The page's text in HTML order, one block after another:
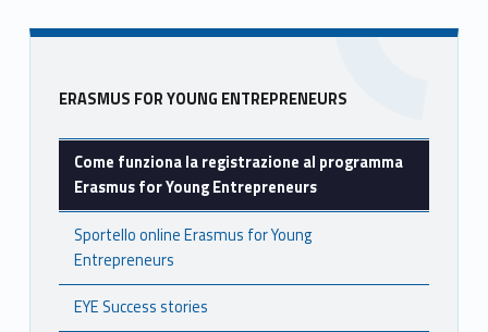
m
m
Sidebar
ERASMUS FOR YOUNG ENTREPRENEURS
Come funziona la registrazione al programma
Erasmus for Young Entrepreneurs
Sportello online Erasmus for Young
Entrepreneurs
EYE Success stories